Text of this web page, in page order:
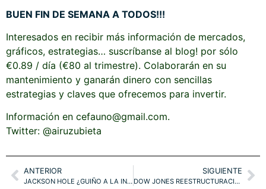
BUEN FIN DE SEMANA A TODOS!!!
Interesados en recibir más información de mercados,
gráficos, estrategias… suscríbanse al blog! por sólo
€0.89 / día (€80 al trimestre). Colaborarán en su
mantenimiento y ganarán dinero con sencillas
estrategias y claves que ofrecemos para invertir.
Información en cefauno@gmail.com.
Twitter: @airuzubieta
ANTERIOR
JACKSON HOLE ¿GUIÑO A LA INFLACIÓN?. CONFIANZA Y AUTOCARTERA. RECALIBRANDO EL DOW JONES. SP, NASDAQ, ORO, EURO. ESTRATEGIAS
SIGUIENTE
DOW JONES REESTRUCTURACIÓN EN LA ERA DE LOS GIGANTES TECNOLÓGICOS. BOLSAS,ORO y ESTRATEGIAS